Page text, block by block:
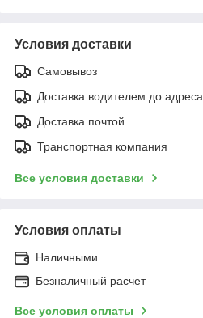
Условия доставки
Самовывоз
Доставка водителем до адреса
Доставка почтой
Транспортная компания
Все условия доставки
Условия оплаты
Наличными
Безналичный расчет
Все условия оплаты